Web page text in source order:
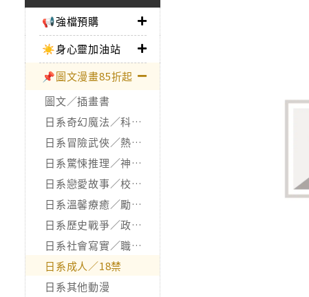
📢強檔預購
☀️身心靈加油站
📌圖文漫畫85折起
圖文／插畫書
日系奇幻魔法／科幻冒險
日系冒險武俠／熱血運動
日系驚悚推理／神怪靈異
日系戀愛故事／校園青春
日系溫馨療癒／勵志搞笑
日系歷史戰爭／政治宗教
日系社會寫實／職場職人
日系成人／18禁
日系其他動漫